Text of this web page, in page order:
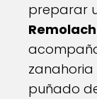
preparar
zanahoria
puñado